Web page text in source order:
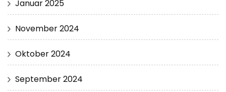
Januar 2025
November 2024
Oktober 2024
September 2024